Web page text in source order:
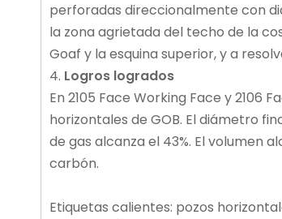
perforadas direccionalmente con
la zona agrietada del techo de la
Goaf y la esquina superior, y a
4. Logros logrados
En 2105 Face Working Face y 2106
horizontales de GOB. El diámetro
de gas alcanza el 43%. El volumen
carbón.
Etiquetas calientes: pozos